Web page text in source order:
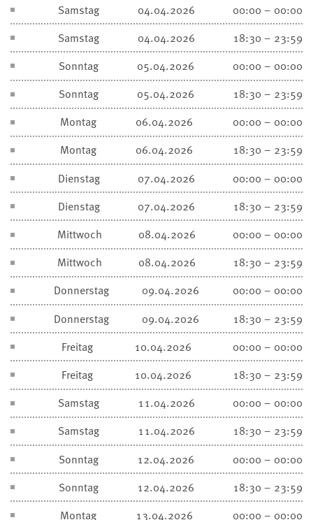
Samstag
04.04.2026
00:00 – 00:00
Samstag
04.04.2026
18:30 – 23:59
Sonntag
05.04.2026
00:00 – 00:00
Sonntag
05.04.2026
18:30 – 23:59
Montag
06.04.2026
00:00 – 00:00
Montag
06.04.2026
18:30 – 23:59
Dienstag
07.04.2026
00:00 – 00:00
Dienstag
07.04.2026
18:30 – 23:59
Mittwoch
08.04.2026
00:00 – 00:00
Mittwoch
08.04.2026
18:30 – 23:59
Donnerstag
09.04.2026
00:00 – 00:00
Donnerstag
09.04.2026
18:30 – 23:59
Freitag
10.04.2026
00:00 – 00:00
Freitag
10.04.2026
18:30 – 23:59
Samstag
11.04.2026
00:00 – 00:00
Samstag
11.04.2026
18:30 – 23:59
Sonntag
12.04.2026
00:00 – 00:00
Sonntag
12.04.2026
18:30 – 23:59
Montag
13.04.2026
00:00 – 00:00